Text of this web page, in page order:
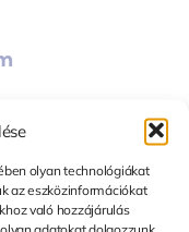
olyan technológiákat
az eszközinformációkat
való hozzájárulás
adatokat dolgozzunk